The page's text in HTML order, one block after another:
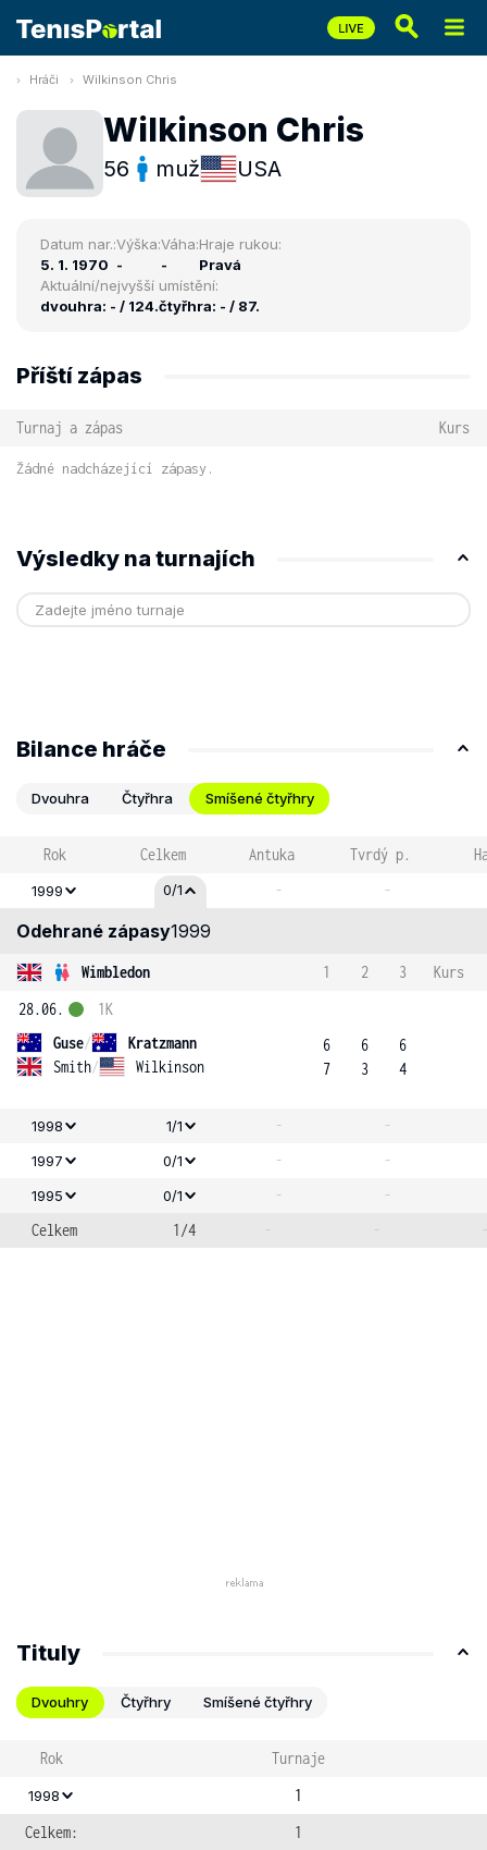
Hráči Wilkinson Chris
Wilkinson Chris
56 muž USA
Datum nar.:
5. 1. 1970
Výška:
-
Váha:
-
Hraje rukou:
Pravá
Aktuální/nejvyšší umístění:
dvouhra: - / 124.čtyřhra: - / 87.
Příští zápas
Turnaj a zápas Kurs
Žádné nadcházející zápasy.
Výsledky na turnajích
Bilance hráče
Dvouhra Čtyřhra Smíšené čtyřhry
Rok Celkem Antuka Tvrdý p.
1999 0/1 - -
Odehrané zápasy1999
Wimbledon 1 2 3
Kurs
28.06.
Guse/
Kratzmann
Smith/ Wilkinson
1K
6
7
6
3
6
4
1998 1/1 - -
1997 0/1 - -
1995 0/1 -
-
Celkem
1/4 - -
Tituly
Dvouhry Čtyřhry Smíšené čtyřhry
Rok Turnaje
1998
1
Celkem:
1